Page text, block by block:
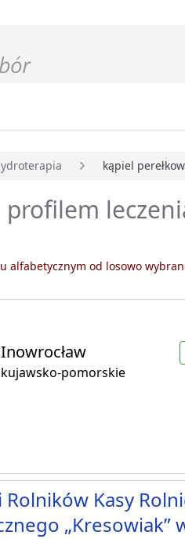
kąpiel
alfabetycznym od losowo
Inowrocław
kujawsko-pomorskie
Kasy